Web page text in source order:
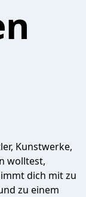
Kunstwerke,
wolltest,
dich mit zu
zu einem